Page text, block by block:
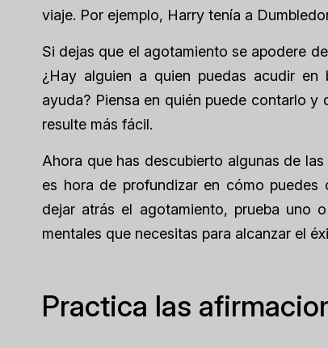
viaje. Por ejemplo, Harry tenía a
Si dejas que el agotamiento se apodere
¿Hay alguien a quien puedas acudir en
ayuda? Piensa en quién puede contarlo
resulte más fácil.
Ahora que has descubierto algunas de
es hora de profundizar en cómo
dejar atrás el agotamiento, prueba uno
mentales que necesitas para alcanzar el
Practica las